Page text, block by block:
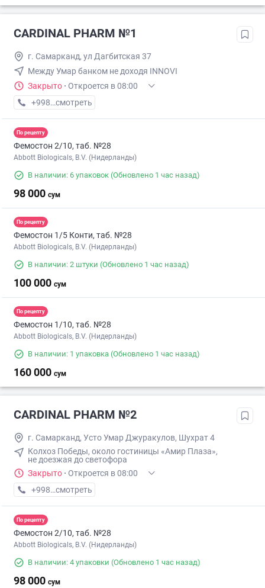
CARDINAL PHARM №1
г. Самарканд, ул Дагбитская 37
Между Умар банком не доходя INNOVI
Закрыто · Откроется в 08:00
+998 (66) XXX-XX-XX
смотреть
По рецепту
Фемостон 2/10, таб. №28
Abbott Biologicals, B.V. (Нидерланды)
В наличии: 6 упаковок (Обновлено 1 час назад)
98 000 сум
По рецепту
Фемостон 1/5 Конти, таб. №28
Abbott Biologicals, B.V. (Нидерланды)
В наличии: 2 штуки (Обновлено 1 час назад)
100 000 сум
По рецепту
Фемостон 1/10, таб. №28
Abbott Biologicals, B.V. (Нидерланды)
В наличии: 1 упаковка (Обновлено 1 час назад)
160 000 сум
CARDINAL PHARM №2
г. Самарканд, Усто Умар Джуракулов, Шухрат 4
Колхоз Победы, около гостиницы «Амир Плаза»,
не доезжая до светофора
Закрыто · Откроется в 08:00
+998 (99) XXX-XX-XX
смотреть
По рецепту
Фемостон 2/10, таб. №28
Abbott Biologicals, B.V. (Нидерланды)
В наличии: 4 упаковки (Обновлено 1 час назад)
98 000 сум